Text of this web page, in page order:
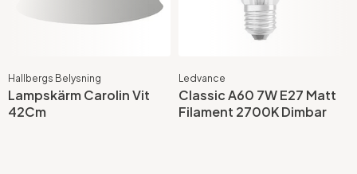
Hallbergs Belysning
Lampskärm Carolin Vit
42Cm
Ledvance
Classic A60 7W E27 Matt
Filament 2700K Dimbar